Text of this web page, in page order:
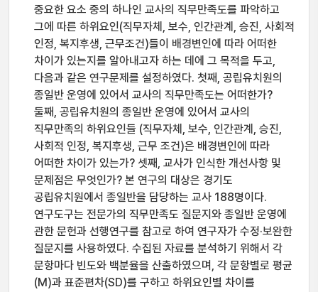
중요한 요소 중의 하나인 교사의 직무만족도를 파악하고
그에 따른 하위요인(직무자체, 보수, 인간관계, 승진, 사회적
인정, 복지후생, 근무조건)들이 배경변인에 따라 어떠한
차이가 있는지를 알아내고자 하는 데에 그 목적을 두고,
다음과 같은 연구문제를 설정하였다. 첫째, 공립유치원의
종일반 운영에 있어서 교사의 직무만족도는 어떠한가?
둘째, 공립유치원의 종일반 운영에 있어서 교사의
직무만족의 하위요인들 (직무자체, 보수, 인간관계, 승진,
사회적 인정, 복지후생, 근무 조건)은 배경변인에 따라
어떠한 차이가 있는가? 셋째, 교사가 인식한 개선사항 및
문제점은 무엇인가? 본 연구의 대상은 경기도
공립유치원에서 종일반을 담당하는 교사 188명이다.
연구도구는 전문가의 직무만족도 질문지와 종일반 운영에
관한 문헌과 선행연구를 참고로 하여 연구자가 수정·보완한
질문지를 사용하였다. 수집된 자료를 분석하기 위해서 각
문항마다 빈도와 백분율을 산출하였으며, 각 문항별로 평균
(M)과 표준편차(SD)를 구하고 하위요인별 차이를